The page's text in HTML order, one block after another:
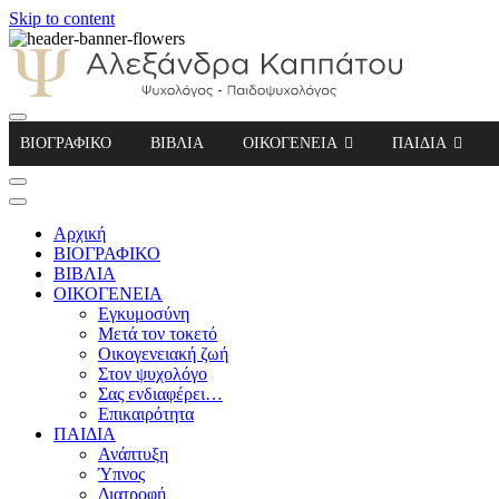
Skip to content
Αλεξάνδρα Καππάτου Ψυχολόγος –
ΒΙΟΓΡΑΦΙΚΟ ΒΙΒΛΙΑ ΟΙΚΟΓΕΝΕΙΑ ΠΑΙΔΙΑ
Αρχική
ΒΙΟΓΡΑΦΙΚΟ
ΒΙΒΛΙΑ
ΟΙΚΟΓΕΝΕΙΑ
Εγκυμοσύνη
Μετά τον τοκετό
Οικογενειακή ζωή
Στον ψυχολόγο
Σας ενδιαφέρει…
Επικαιρότητα
ΠΑΙΔΙΑ
Ανάπτυξη
Ύπνος
Διατροφή